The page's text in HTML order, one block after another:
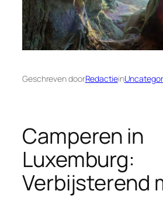
Geschreven doorRedactiein
Camperen in
Luxemburg:
Verbijsterend